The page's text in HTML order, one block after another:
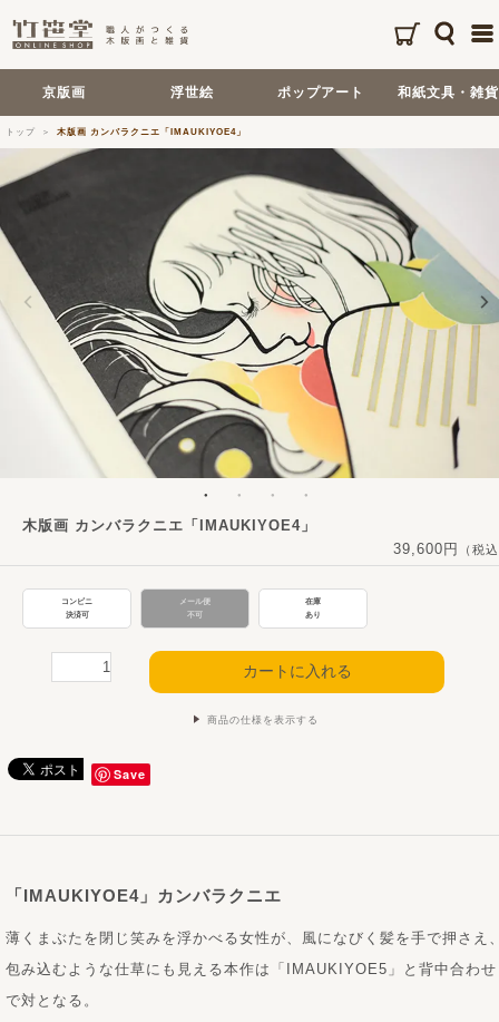
京版画 浮世絵 ポップアート 和紙文具・雑貨
トップ 木版画 カンバラクニエ「IMAUKIYOE4」
木版画 カンバラクニエ「IMAUKIYOE4」
39,600円
（税
コンビニ
決済可
メール便
不可
在庫
あり
商品の仕様を表示する
Save
「IMAUKIYOE4」カンバラクニエ
薄くまぶたを閉じ笑みを浮かべる女性が、風になびく髪を手で押さえ
包み込むような仕草にも見える本作は「IMAUKIYOE5」と背中合わせ
で対となる。